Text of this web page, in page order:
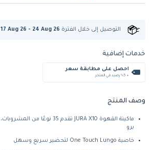
التوصيل إلى خلال الفترة 17 Aug 26 - 24 Aug 26
خدمات إضافية
احصل على مطابقة سعر
+ %5 رصيد في المتجر
وصف المنتج
برو
خاصية One Touch Lungo لتحضير سريع وسهل